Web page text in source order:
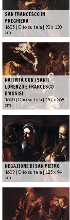
SAN FRANCESCO IN
PREGHIERA
1605 | Olio su tela | 90 x 130
cm.
NATIVITÀ CON I SANTI
LORENZO E FRANCESCO
D'ASSISI
1600 | Olio su tela | 197 x 268
cm.
NEGAZIONE DI SAN PIETRO
1609 | Olio su tela | 125 x 94
cm.